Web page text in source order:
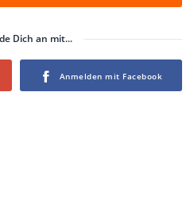
Dich an mit...
Login with Facebook